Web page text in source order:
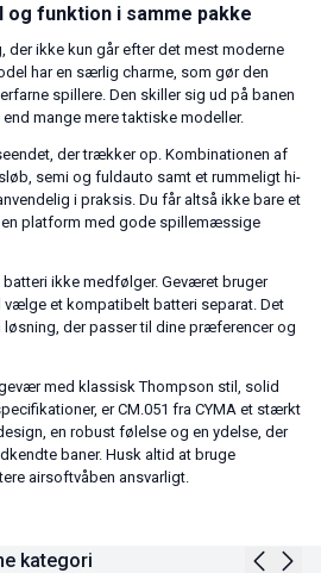
funktion i samme pakke
der ikke kun går efter det mest moderne
har en særlig charme, som gør den
spillere. Den skiller sig ud på banen
mange mere taktiske modeller.
der trækker op. Kombinationen af
semi og fuldauto samt et rummeligt hi-
i praksis. Du får altså ikke bare et
platform med gode spillemæssige
ikke medfølger. Geværet bruger
vælge et kompatibelt batteri separat. Det
der passer til dine præferencer og
med klassisk Thompson stil, solid
er CM.051 fra CYMA et stærkt
en robust følelse og en ydelse, der
baner. Husk altid at bruge
airsoftvåben ansvarligt.
kategori